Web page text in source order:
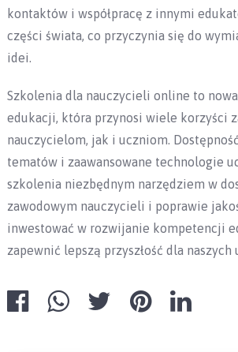
kontaktów i współpracę z innymi
części świata, co przyczynia się do
idei.
Szkolenia dla nauczycieli online to
edukacji, która przynosi wiele korzyści
nauczycielom, jak i uczniom.
tematów i zaawansowane technologie
szkolenia niezbędnym narzędziem w
zawodowym nauczycieli i poprawie
inwestować w rozwijanie kompetencji
zapewnić lepszą przyszłość dla naszych